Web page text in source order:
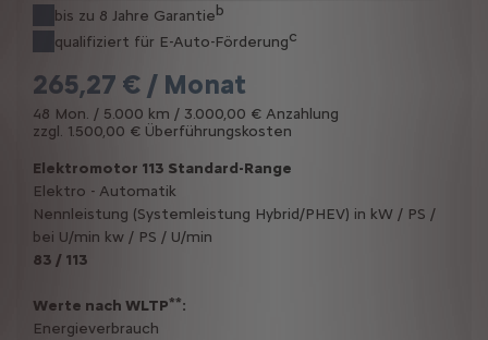
bis zu 8 Jahre Garantieb
qualifiziert für E-Auto-Förderungc
265,27 € / Monat
48 Mon. / 5.000 km / 3.000,00 € Anzahlung
zzgl. 1.500,00 € Überführungskosten
Elektromotor 113 Standard-Range
Elektro - Automatik
Nennleistung (Systemleistung Hybrid/PHEV) in kW / PS /
bei U/min kw / PS / U/min
83 / 113
Werte nach WLTP**:
Energieverbrauch